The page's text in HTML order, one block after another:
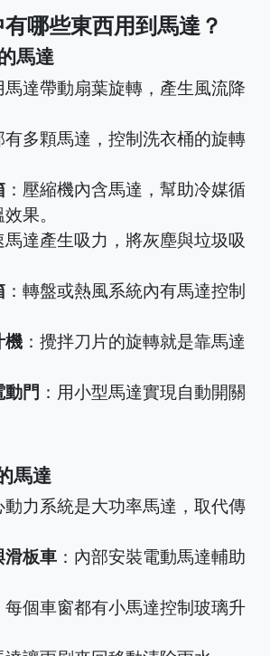
哪些東西用到馬達？
馬達
馬達帶動扇葉旋轉，產生風流降
有多顆馬達，控制洗衣桶的旋轉
：壓縮機內含馬達，幫助冷媒循
果。
馬達產生吸力，將灰塵與垃圾吸
：轉盤或熱風系統內有馬達控制
機 ：攪拌刀片的旋轉就是靠馬達
動門 ：用小型馬達實現自動開關
馬達
動力系統是大功率馬達，取代傳
滑板車 ：內部安裝電動馬達輔助
每個車窗都有小馬達控制玻璃升